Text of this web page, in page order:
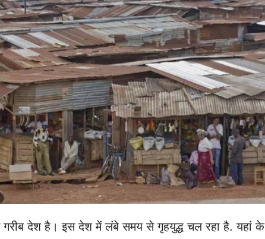
गरीब देश है। इस देश में लंबे समय से गृहयुद्ध चल रहा है. यहां के